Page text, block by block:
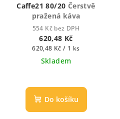
Caffe21 80/20 Čerstvě
pražená káva
554 Kč bez DPH
620,48 Kč
Měrná
cena:
620,48 Kč / 1 ks
Skladem
hodnocení
produktu
Do košíku